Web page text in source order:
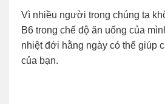
Vì nhiều người trong chúng ta
B6 trong chế độ ăn uống của
nhiệt đới hằng ngày có thể giúp
của bạn.